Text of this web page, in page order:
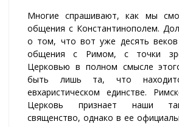
Многие спрашивают, как мы
общения с Константинополем.
о том, что вот уже десять
общения с Римом, с точки
Церковью в полном смысле
быть лишь та, что
евхаристическом единстве.
Церковь признает наши
священство, однако в ее